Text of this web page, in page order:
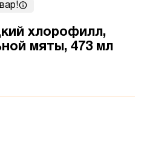
хлорофилл,
мяты, 473 мл